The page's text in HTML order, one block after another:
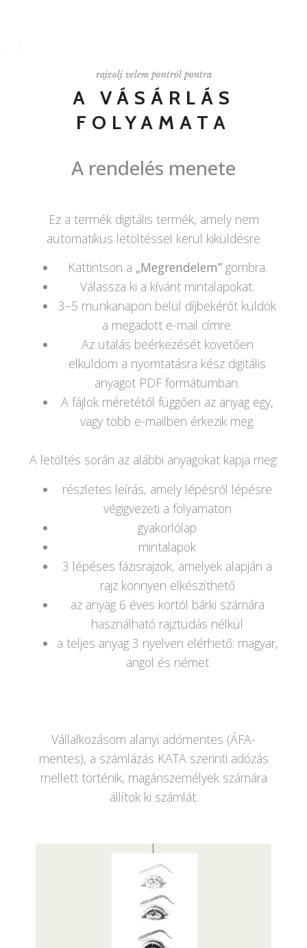
rajzolj velem pontról pontra
A VÁSÁRLÁS
FOLYAMATA
A rendelés menete
Ez a termék digitális termék, amely nem
automatikus letöltéssel kerül kiküldésre
Kattintson a „Megrendelem”gombra.
Válassza ki a kívánt mintalapokat.
3–5 munkanapon belül díjbekérőt küldök
a megadott e-mail címre.
Az utalás beérkezését követően
elküldöm a nyomtatásra kész digitális
anyagot PDF formátumban.
A fájlok méretétől függően az anyag egy,
vagy több e-mailben érkezik meg.
A letöltés során az alábbi anyagokat kapja meg:
részletes leírás, amely lépésről lépésre
végigvezeti a folyamaton
gyakorlólap
mintalapok
3 lépéses fázisrajzok, amelyek alapján a
rajz könnyen elkészíthető
az anyag 6 éves kortól bárki számára
használható rajztudás nélkül
a teljes anyag 3 nyelven elérhető: magyar,
angol és német
Vállalkozásom alanyi adómentes (ÁFA-
mentes), a számlázás KATA szerinti adózás
mellett történik, magánszemélyek számára
állítok ki számlát.